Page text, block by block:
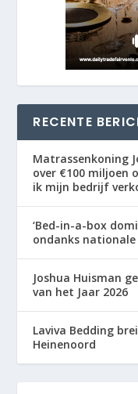
RECENTE
Matrassenkoning
over €100 miljoen
ik mijn bedrijf
‘Bed-in-a-box
ondanks nationale
Joshua Huisman
van het Jaar 2026
Laviva Bedding
Heinenoord